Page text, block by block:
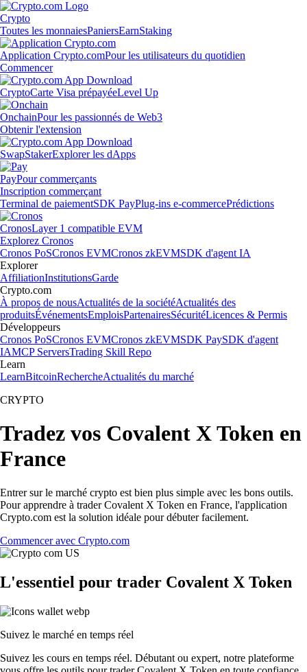
Crypto
Toutes les monnaiesPaniersEarnStaking
Application Crypto.comPour les utilisateurs du quotidien
Commencer
CryptoCarte Visa prépayéeLevel Up
OnchainPour les passionnés de Web3
Obtenir l'extension
SwapStakerExplorer les dApps
PayPour commerçants
Inscription commerçant
Terminal de paiementSDK PayPlug-ins e-commercePrédictions
CronosLayer 1 compatible EVM
Explorez Cronos
Cronos PoSCronos EVMCronos zkEVMSDK d'agent IA
Explorer
AffiliationInstitutionsGarde
Crypto.com
À propos de nousActualités de la sociétéActualités des
produitsÉvénementsEmploisPartenairesSécuritéLicences & Permis
Développeurs
Cronos PoSCronos EVMCronos zkEVMSDK PaySDK d'agent
IAMCP ServersTrading Skill Repo
Learn
LearnBitcoinRechercheActualités du marché
CRYPTO
Tradez vos Covalent X Token en
France
Entrer sur le marché crypto est bien plus simple avec les bons outils.
Pour apprendre à trader Covalent X Token en France, l'application
Crypto.com est la solution idéale pour débuter facilement.
Commencer avec Crypto.com
L'essentiel pour trader Covalent X Token
Suivez le marché en temps réel
Suivez les cours en temps réel. Débutant ou expert, notre plateforme